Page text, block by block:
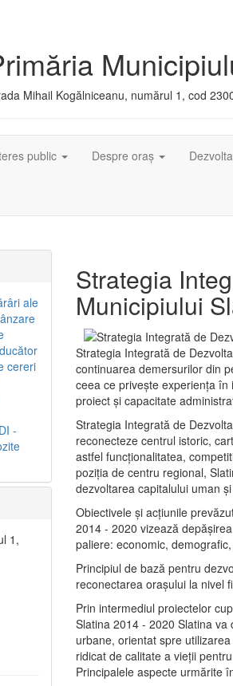
Mihail Kogălniceanu, numărul 1, cod
public Despre oraș
Strategia
Municipiului
Strategia Integrată de
continuarea demersurilor din
ceea ce priveşte experienţa
proiect și capacitate
Strategia Integrată de
reconecteze centrul istoric,
astfel funcţionalitatea,
poziţia de centru regional,
dezvoltarea capitalului uman
Obiectivele şi acţiunile
2014 - 2020 vizează
paliere: economic,
Principiul de bază pentru
reconectarea oraşului la nivel
Prin intermediul proiectelor
Slatina 2014 - 2020 Slatina
urbane, orientat spre
ridicat de calitate a vieţii
Principalele aspecte urmărite
ale
cereri
-
1,